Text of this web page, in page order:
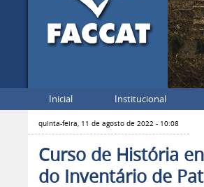
Inicial Institucional
quinta-feira, 11 de agosto de 2022 - 10:08
Curso de História
do Inventário de